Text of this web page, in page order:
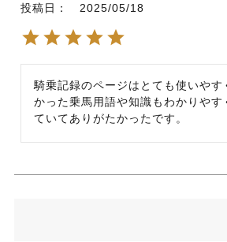
投稿日
2025/05/18
騎乗記録のページはとても使いやす
かった乗馬用語や知識もわかりやす
ていてありがたかったです。